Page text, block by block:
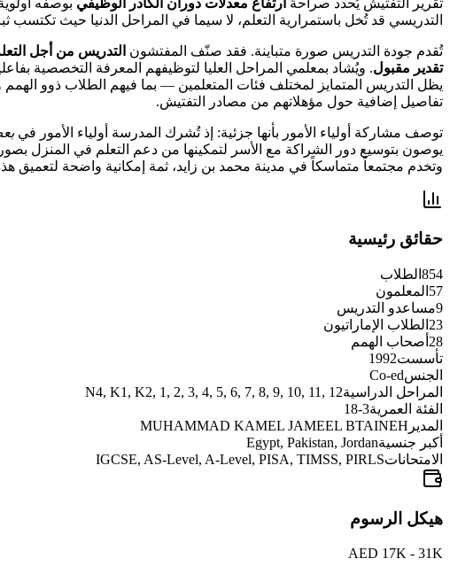
التدريسي قد تُخل باستمرارية التعلم، لا سيما في المراحل الدنيا حيث تكتسب
تُقدم جودة التدريس صورة متباينة. فقد صنّف المفتشون التدريس من أجل التعلم
تقدير مقبول. ويُشاد بمعلمي المراحل العليا لتوظيفهم المعرفة التخصصية
يظل التدريس المتمايز لمختلف فئات المتعلمين — بما فيهم الطلاب ذوو
تفاصيل إضافية حول مؤهلاتهم من مصادر التفتيش.
توصف مشاركة أولياء الأمور بأنها جزئية: إذ تُشرك المدرسة أولياء الأمور في
يوصون بتوسيع دور الشراكة مع الأسر لتمكينها من دعم التعلم في المنزل
وتخدم مجتمعاً متماسكاً في مدينة محمد بن زايد، ثمة إمكانية واضحة لتعميق
حقائق رئيسية
854 الطلاب
57 المعلمون
9مساعدو التدريس
23 الطلاب الإماراتيون
28 أصحاب الهمم
تأسست1992
الجنسCo-ed
المراحل الدراسيةN4, K1, K2, 1, 2, 3, 4, 5, 6, 7, 8, 9, 10, 11, 12
الفئة العمرية3-18
المدير MUHAMMAD KAMEL JAMEEL BTAINEH
أكبر جنسيةEgypt, Pakistan, Jordan
الامتحاناتIGCSE, AS-Level, A-Level, PISA, TIMSS, PIRLS
هيكل الرسوم
AED 17K - 31K